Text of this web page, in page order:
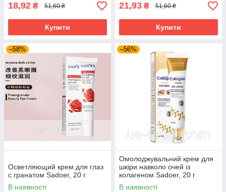
18,92 ₴ 51,60 ₴
Купити
21,93 ₴ 51,60 ₴
Купити
–58%
Осветляющий крем для глаз
с гранатом Sadoer, 20 г.
В наявності
–56%
Омолоджувальний крем для
шкіри навколо очей із
колагеном Sadoer, 20 г
В наявності